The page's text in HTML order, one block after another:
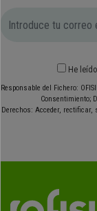
He
Responsable del Fichero:
Consentimiento;
Derechos: Acceder,